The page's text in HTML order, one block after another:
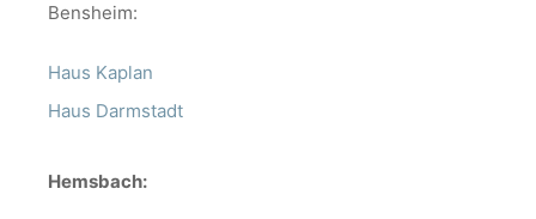
Bensheim:
Haus Kaplan
Haus Darmstadt
Hemsbach: